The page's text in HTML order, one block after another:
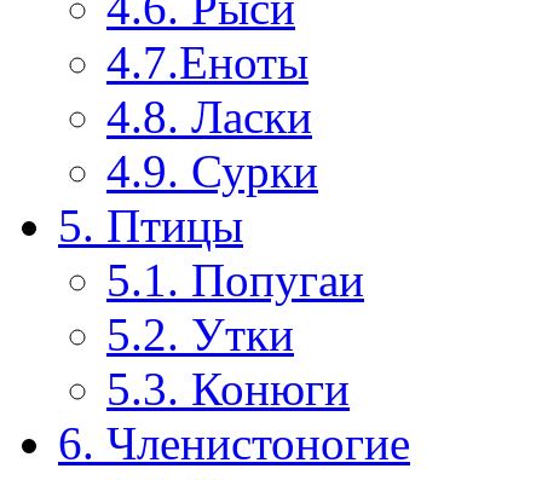
4.7.Еноты
4.8. Ласки
4.9. Сурки
5. Птицы
5.1. Попугаи
5.2. Утки
5.3. Конюги
6. Членистоногие